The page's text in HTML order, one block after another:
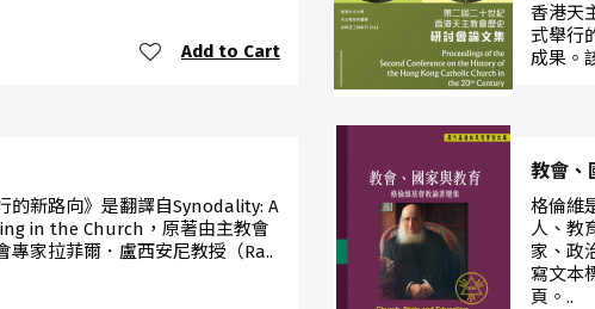
Add to Cart
香港天
式舉行
成果。
的新路向》是翻譯自Synodality: A
in the Church，原著由主教會
專家拉菲爾．盧西安尼教授（Ra..
教會、
格倫維
人、教
家、政
寫文本
頁。..